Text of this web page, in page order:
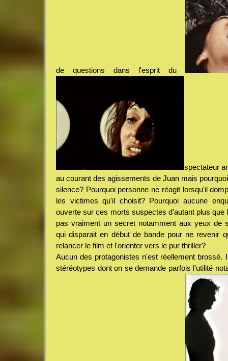
de questions dans l'esprit du
spectateur
au courant des agissements de Juan mais
silence? Pourquoi personne ne réagit lorsqu'il
les victimes qu'il choisit? Pourquoi aucune
ouverte sur ces morts suspectes d'autant plus que
pas vraiment un secret notamment aux yeux de
qui disparait en début de bande pour ne revenir
relancer le film et l'orienter vers le pur thriller?
Aucun des protagonistes n'est réellement brossé.
stéréotypes dont on se demande parfois l'utilité